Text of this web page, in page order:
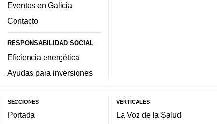
Eventos en Galicia
Contacto
RESPONSABILIDAD SOCIAL
Eficiencia energética
Ayudas para inversiones
SECCIONES
Portada
VERTICALES
La Voz de la Salud